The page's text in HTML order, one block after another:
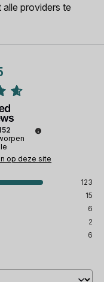
providers te
op deze site
123
15
6
2
6